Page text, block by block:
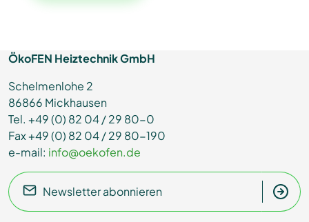
ÖkoFEN Heiztechnik GmbH
Schelmenlohe 2
86866 Mickhausen
Tel. +49 (0) 82 04 / 29 80-0
Fax +49 (0) 82 04 / 29 80-190
e-mail: info@oekofen.de
Newsletter abonnieren